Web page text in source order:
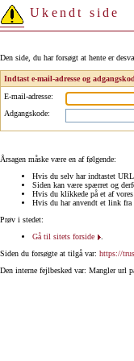
Ukendt side
Den side, du har forsøgt at hente er
Indtast e-mail-adresse og
E-mail-adresse:
Adgangskode:
Årsagen måske være en af følgende:
Hvis du selv har indtastet
Siden kan være spærret og
Hvis du klikkede på et af
Hvis du har anvendt et link
Prøv i stedet:
Gå til sitets forside
Siden du forsøgte at tilgå var: https://
Den interne fejlbesked var: Mangler url